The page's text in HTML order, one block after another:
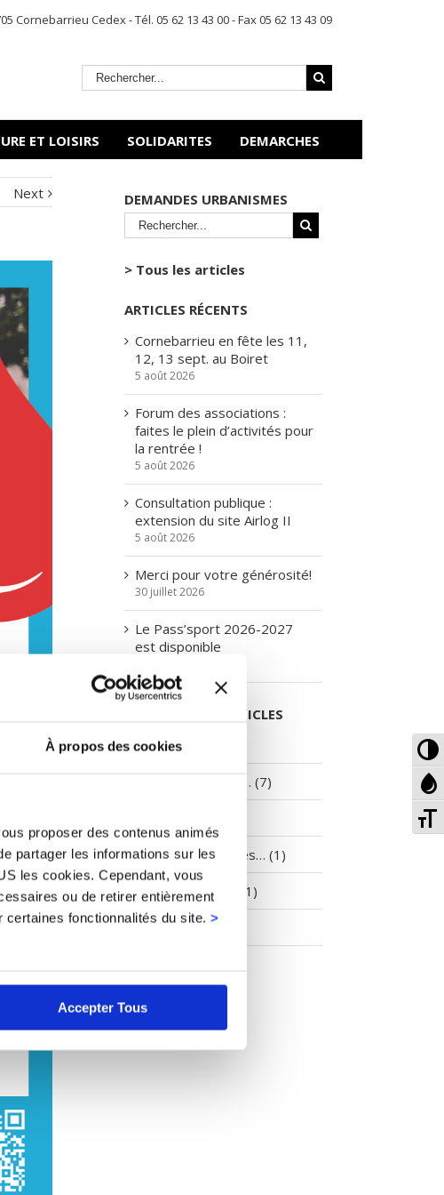
À propos des cookies
proposer des contenus animés
partager les informations sur les
les cookies. Cependant, vous
ou de retirer entièrement
fonctionnalités du site. >
Accepter Tous
Cornebarrieu Cedex - Tél. 05 62 13 43 00 - Fax 05 62 13 43 09
ET LOISIRS SOLIDARITES DEMARCHES
Next DEMANDES URBANISMES
> Tous les articles
ARTICLES RÉCENTS
Cornebarrieu en fête les 11,
12, 13 sept. au Boiret
5 août 2026
Forum des associations :
faites le plein d’activités pour
la rentrée !
5 août 2026
Consultation publique :
extension du site Airlog II
5 août 2026
Merci pour votre générosité!
30 juillet 2026
Le Pass’sport 2026-2027
est disponible
CATÉGORIES D’ARTICLES
A la une… (629)
Attention travaux… (7)
Enquêtes publiques… (1)
Environnement… (1)
Non classé (1)